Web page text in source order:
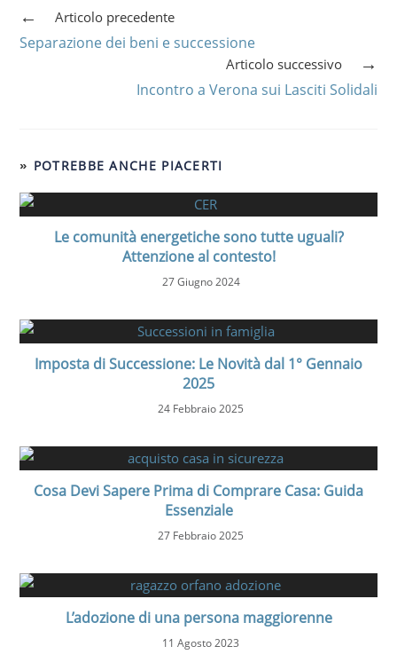
Articolo precedente
Separazione dei beni e successione
Articolo successivo
Incontro a Verona sui Lasciti Solidali
POTREBBE ANCHE PIACERTI
Le comunità energetiche sono tutte uguali?
Attenzione al contesto!
27 Giugno 2024
Imposta di Successione: Le Novità dal 1° Gennaio
2025
24 Febbraio 2025
Cosa Devi Sapere Prima di Comprare Casa: Guida
Essenziale
27 Febbraio 2025
L’adozione di una persona maggiorenne
11 Agosto 2023